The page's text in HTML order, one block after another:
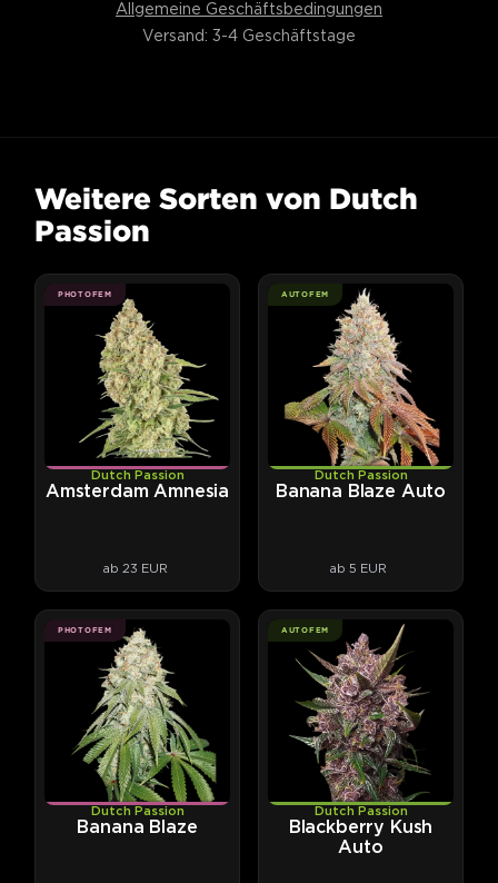
Allgemeine Geschäftsbedingungen
Versand: 3-4 Geschäftstage
Weitere Sorten von Dutch
Passion
PHOTOFEM
Dutch Passion
Amsterdam Amnesia
ab 23 EUR
AUTOFEM
Dutch Passion
Banana Blaze Auto
ab 5 EUR
PHOTOFEM
Dutch Passion
Banana Blaze
AUTOFEM
Dutch Passion
Blackberry Kush
Auto